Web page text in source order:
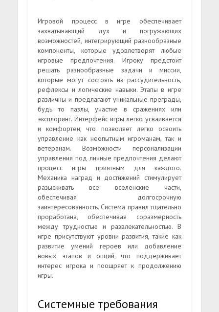
Игровой процесс в игре обеспечивает
захватывающий дух и погружающих
возможностей, интегрирующий разнообразные
компоненты, которые удовлетворят любые
игровые предпочтения. Игроку предстоит
решать разнообразные задачи и миссии,
которые могут состоять из рассудительность,
рефлексы и логические навыки. Этапы в игре
различны и предлагают уникальные преграды,
будь то пазлы, участие в сражениях или
эксплоринг. Интерфейс игры легко усваивается
и комфортен, что позволяет легко освоить
управление как неопытным игроманам, так и
ветеранам. Возможности персонализации
управления под личные предпочтения делают
процесс игры приятным для каждого.
Механика наград и достижений стимулирует
разыскивать все вселенские части,
обеспечивая долгосрочную
заинтересованность. Система правил тщательно
проработана, обеспечивая соразмерность
между трудностью и развлекательностью. В
игре присутствуют уровни развития, такие как
развитие умений героев или добавление
новых этапов и опций, что поддерживает
интерес игрока и поощряет к продолжению
игры.
Системные требования